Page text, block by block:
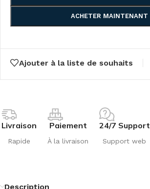
ACHETER MAINTENANT
Ajouter à la liste de souhaits
Livraison
Rapide
Paiement
À la livraison
24/7 Support
Support web
Description